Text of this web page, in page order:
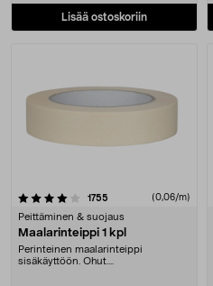
Lisää ostoskoriin
1755 (0,06/m)
Peittäminen & suojaus
Maalarinteippi 1 kpl
Perinteinen maalarinteippi
sisäkäyttöön. Ohut....
4.5 viidestä tähdestä